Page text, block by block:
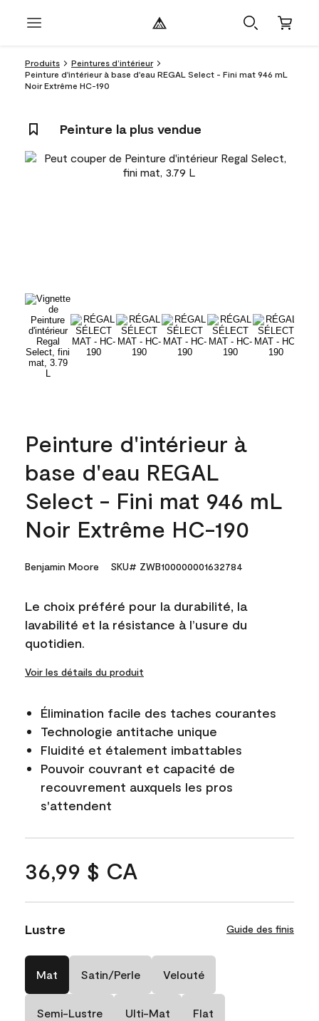
Produits
Peintures d’intérieur
Peinture d'intérieur à base d'eau REGAL Select - Fini mat 946 mL
Noir Extrême HC-190
Peinture la plus vendue
Peinture d'intérieur à
base d'eau REGAL
Select - Fini mat 946 mL
Noir Extrême HC-190
Benjamin Moore SKU# ZWB100000001632784
Le choix préféré pour la durabilité, la
lavabilité et la résistance à l’usure du
quotidien.
Voir les détails du produit
Élimination facile des taches courantes
Technologie antitache unique
Fluidité et étalement imbattables
Pouvoir couvrant et capacité de
recouvrement auxquels les pros
s'attendent
36,99 $ CA
Lustre Guide des finis
Mat Satin/Perle Velouté
Semi-Lustre Ulti-Mat Flat